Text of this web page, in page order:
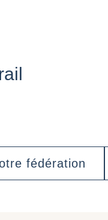
fédération